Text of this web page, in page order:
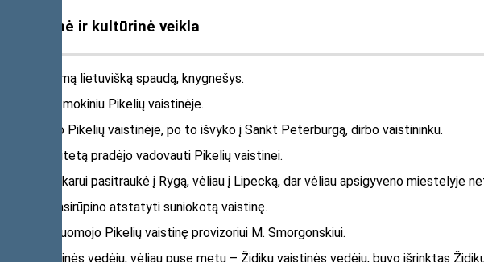
profesinė ir kultūrinė veikla
draudžiamą lietuvišką spaudą, knygnešys.
mokiniu Pikelių vaistinėje.
vėl dirbo Pikelių vaistinėje, po to išvyko į Sankt Peterburgą, dirbo vaistininku.
universitetą pradėjo vadovauti Pikelių vaistinei.
karui pasitraukė į Rygą, vėliau į Lipecką, dar vėliau apsigyveno miestelyje
Pikelius, pasirūpino atstatyti suniokotą vaistinę.
išnuomojo Pikelių vaistinę provizoriui M. Smorgonskiui.
vaistinės vedėju, vėliau pusę metų – Židikų vaistinės vedėju, buvo išrinktas